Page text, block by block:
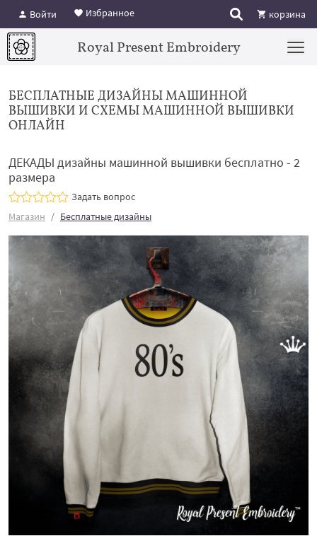
Войти Избранное корзина
Royal Present Embroidery
БЕСПЛАТНЫЕ ДИЗАЙНЫ МАШИННОЙ
ВЫШИВКИ И СХЕМЫ МАШИННОЙ ВЫШИВКИ
ОНЛАЙН
ДЕКАДЫ дизайны машинной вышивки бесплатно - 2
размера
Задать вопрос
Магазин
Бесплатные дизайны